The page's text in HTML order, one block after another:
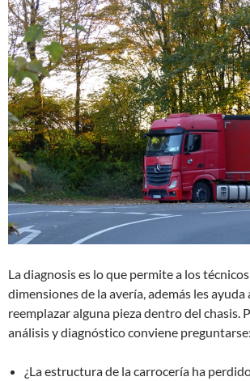
La diagnosis es lo que permite a los
dimensiones de la avería, además les ayuda
reemplazar alguna pieza dentro del chasis.
análisis y diagnóstico conviene preguntarse:
¿La estructura de la carrocería ha